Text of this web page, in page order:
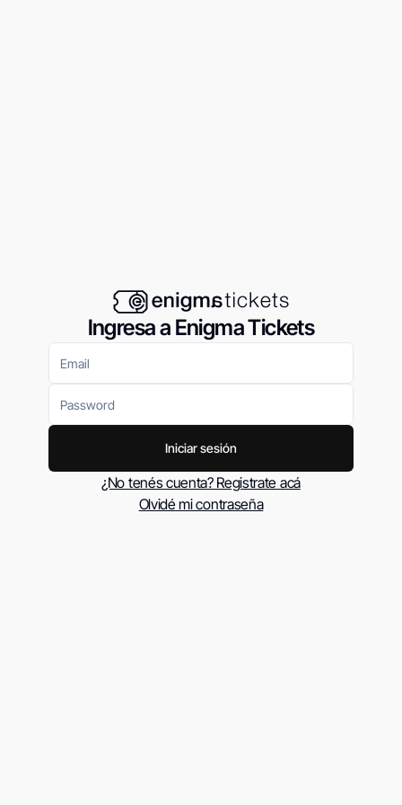
Ingresa a Enigma Tickets
Iniciar sesión
¿No tenés cuenta? Registrate acá
Olvidé mi contraseña